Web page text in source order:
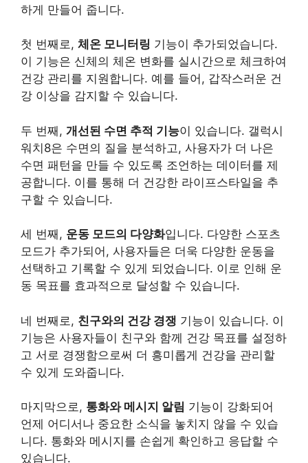
하게 만들어 줍니다.
첫 번째로, 체온 모니터링 기능이 추가되었습니다.
이 기능은 신체의 체온 변화를 실시간으로 체크하여
건강 관리를 지원합니다. 예를 들어, 갑작스러운 건
강 이상을 감지할 수 있습니다.
두 번째, 개선된 수면 추적 기능이 있습니다. 갤럭시
워치8은 수면의 질을 분석하고, 사용자가 더 나은
수면 패턴을 만들 수 있도록 조언하는 데이터를 제
공합니다. 이를 통해 더 건강한 라이프스타일을 추
구할 수 있습니다.
세 번째, 운동 모드의 다양화입니다. 다양한 스포츠
모드가 추가되어, 사용자들은 더욱 다양한 운동을
선택하고 기록할 수 있게 되었습니다. 이로 인해 운
동 목표를 효과적으로 달성할 수 있습니다.
네 번째로, 친구와의 건강 경쟁 기능이 있습니다. 이
기능은 사용자들이 친구와 함께 건강 목표를 설정하
고 서로 경쟁함으로써 더 흥미롭게 건강을 관리할
수 있게 도와줍니다.
마지막으로, 통화와 메시지 알림 기능이 강화되어
언제 어디서나 중요한 소식을 놓치지 않을 수 있습
니다. 통화와 메시지를 손쉽게 확인하고 응답할 수
있습니다.